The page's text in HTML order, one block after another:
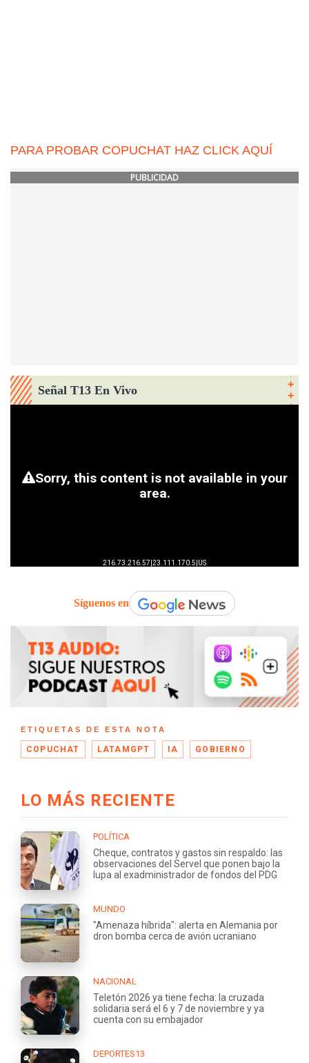
PARA PROBAR COPUCHAT HAZ CLICK AQUÍ
PUBLICIDAD
Señal T13 En Vivo
Síguenos en
ETIQUETAS DE ESTA NOTA
COPUCHAT LATAMGPT IA GOBIERNO
LO MÁS RECIENTE
POLÍTICA
Cheque, contratos y gastos sin respaldo: las
observaciones del Servel que ponen bajo la
lupa al exadministrador de fondos del PDG
MUNDO
"Amenaza híbrida": alerta en Alemania por
dron bomba cerca de avión ucraniano
NACIONAL
Teletón 2026 ya tiene fecha: la cruzada
solidaria será el 6 y 7 de noviembre y ya
cuenta con su embajador
DEPORTES13